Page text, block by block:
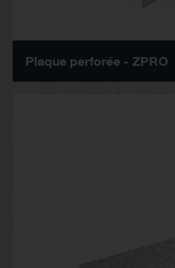
Plaque perforée - ZPRO